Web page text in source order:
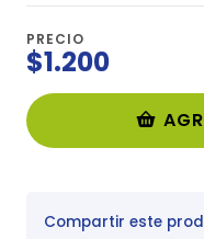
PRECIO
$1.200
Compartir este